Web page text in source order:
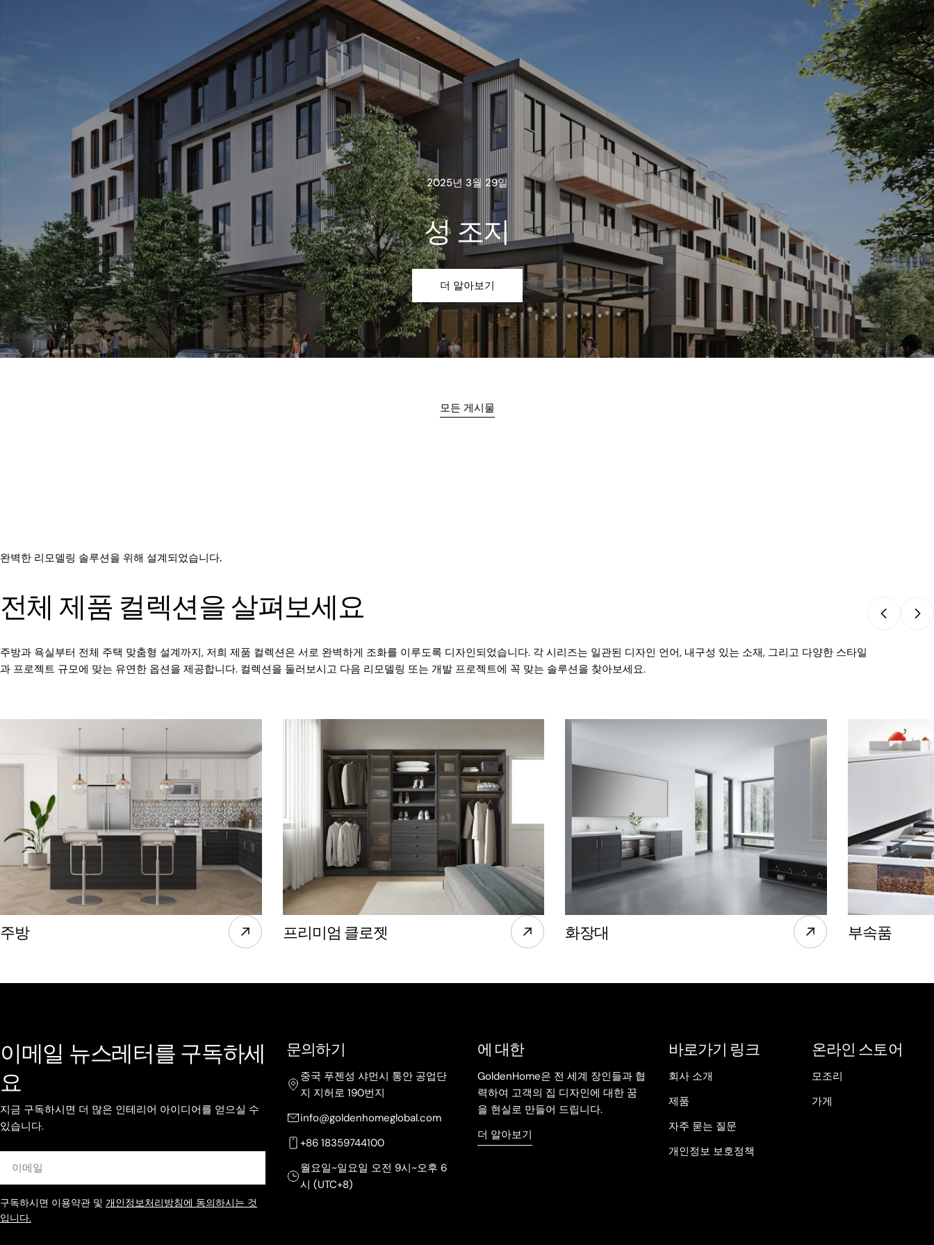
2025년 3월 29일
성 조지
더 알아보기
모든 게시물
완벽한 리모델링 솔루션을 위해 설계되었습니다.
전체 제품 컬렉션을 살펴보세요
주방과 욕실부터 전체 주택 맞춤형 설계까지, 저희 제품 컬렉션은 서로 완벽하게 조화를 이루도록 디자인되었습니다. 각 시리즈는 일관된 디자인 언어, 내구성 있는 소재, 그리고 다양한 스타일
과 프로젝트 규모에 맞는 유연한 옵션을 제공합니다. 컬렉션을 둘러보시고 다음 리모델링 또는 개발 프로젝트에 꼭 맞는 솔루션을 찾아보세요.
주방 프리미엄 클로젯 화장대 부속품
이메일 뉴스레터를 구독하세
요
지금 구독하시면 더 많은 인테리어 아이디어를 얻으실 수
있습니다.
구독하시면 이용약관 및 개인정보처리방침에 동의하시는 것
입니다.
문의하기
중국 푸젠성 샤먼시 통안 공업단
지 지허로 190번지
info@goldenhomeglobal.com
+86 18359744100
월요일~일요일 오전 9시~오후 6
시 (UTC+8)
에 대한
GoldenHome은 전 세계 장인들과 협
력하여 고객의 집 디자인에 대한 꿈
을 현실로 만들어 드립니다.
더 알아보기
바로가기 링크
회사 소개
제품
자주 묻는 질문
개인정보 보호정책
온라인 스토어
모조리
가게